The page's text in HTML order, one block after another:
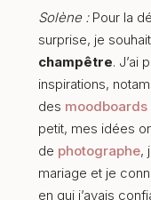
Solène :Pour la
surprise, je
champêtre. J’ai
inspirations,
des moodboards
petit, mes idées
de photographe,
mariage et je
en qui j’avais